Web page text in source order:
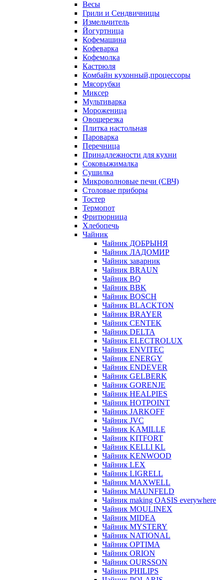
Весы
Грили и Сендвичницы
Измельчитель
Йогуртница
Кофемашина
Кофеварка
Кофемолка
Кастрюля
Комбайн кухонный,процессоры
Мясорубки
Миксер
Мультиварка
Мороженица
Овощерезка
Плитка настольная
Пароварка
Перечница
Принадлежности для кухни
Соковыжималка
Сушилка
Микроволновые печи (СВЧ)
Столовые приборы
Тостер
Термопот
Фритюрница
Хлебопечь
Чайник
Чайник ДОБРЫНЯ
Чайник ЛАДОМИР
Чайник заварник
Чайник BRAUN
Чайник BQ
Чайник BBK
Чайник BOSCH
Чайник BLACKTON
Чайник BRAYER
Чайник CENTEK
Чайник DELTA
Чайник ELECTROLUX
Чайник ENVITEC
Чайник ENERGY
Чайник ENDEVER
Чайник GELBERK
Чайник GORENJE
Чайник HEALPIES
Чайник HOTPOINT
Чайник JARKOFF
Чайник JVC
Чайник KAMILLE
Чайник KITFORT
Чайник KELLI KL
Чайник KENWOOD
Чайник LEX
Чайник LIGRELL
Чайник MAXWELL
Чайник MAUNFELD
Чайник making OASIS everywhere
Чайник MOULINEX
Чайник MIDEA
Чайник MYSTERY
Чайник NATIONAL
Чайник OPTIMA
Чайник ORION
Чайник OURSSON
Чайник PHILIPS